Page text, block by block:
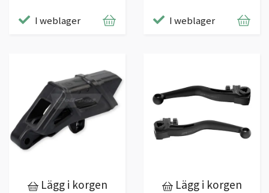
I weblager I weblager
Lägg i korgen Lägg i korgen